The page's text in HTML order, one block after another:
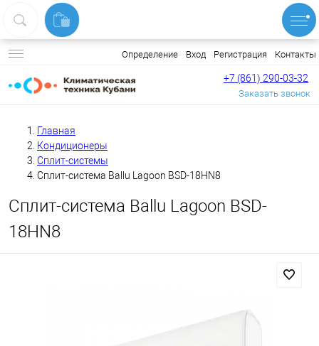
Определение Вход Регистрация Контакты
+7 (861) 290-03-32
Заказать звонок
Главная
Кондиционеры
Сплит-системы
Сплит-система Ballu Lagoon BSD-18HN8
Сплит-система Ballu Lagoon BSD-
18HN8